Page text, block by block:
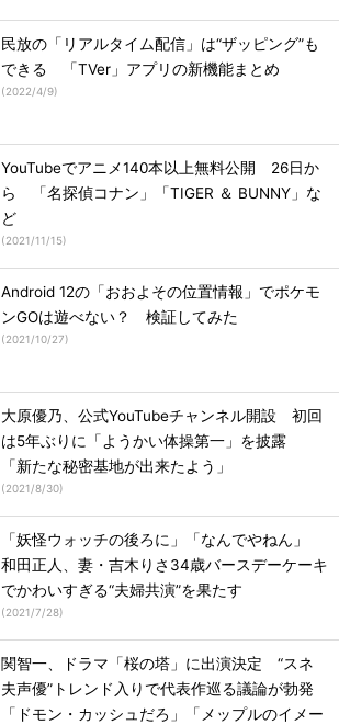
民放の「リアルタイム配信」は“ザッピング”も
できる 「TVer」アプリの新機能まとめ
(2022/4/9)
YouTubeでアニメ140本以上無料公開 26日か
ら 「名探偵コナン」「TIGER ＆ BUNNY」な
ど
(2021/11/15)
Android 12の「おおよその位置情報」でポケモ
ンGOは遊べない？ 検証してみた
(2021/10/27)
大原優乃、公式YouTubeチャンネル開設 初回
は5年ぶりに「ようかい体操第一」を披露
「新たな秘密基地が出来たよう」
(2021/8/30)
「妖怪ウォッチの後ろに」「なんでやねん」
和田正人、妻・吉木りさ34歳バースデーケーキ
でかわいすぎる“夫婦共演”を果たす
(2021/7/28)
関智一、ドラマ「桜の塔」に出演決定 “スネ
夫声優”トレンド入りで代表作巡る議論が勃発
「ドモン・カッシュだろ」「メップルのイメー